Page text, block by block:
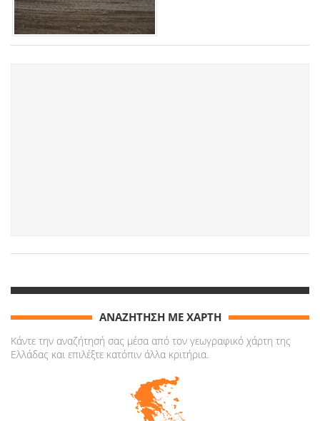
ΑΝΑΖΗΤΗΣΗ ΜΕ ΧΑΡΤΗ
Κάντε την αναζήτησή σας μέσα από τον γεωγραφικό χάρτη της
Ελλάδας και επιλέξτε κατόπιν άλλα κριτήρια.